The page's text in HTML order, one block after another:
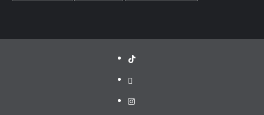
TikTok
threads
Instagram